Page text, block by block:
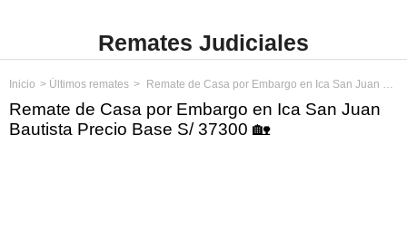
Remates Judiciales
Inicio Últimos remates Remate de Casa por Embargo en Ica San Juan Bautista Precio Base S/ 37300
Remate de Casa por Embargo en Ica San Juan
Bautista Precio Base S/ 37300 🏡